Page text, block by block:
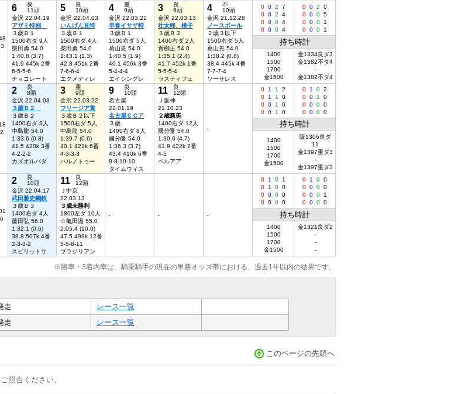
6
良
11頭
金沢 22.04.19
アザミ特別
３歳Ｂ１
1500右ダ 9人
柴田勇 54.0
1:40.8 (3.7)
41.9 445k 2番
6-5-5-6
チョコレート
5
良
10頭
金沢 22.04.03
いんげん豆特
３歳Ｂ１
1500右ダ 4人
柴田勇 54.0
1:43.1 (1.3)
42.8 451k 2番
7-6-6-4
エクメディレ
4
重
9頭
金沢 22.03.22
早春イサザ特
３歳Ｂ１
1500右ダ 5人
葛山晃 54.0
1:40.5 (1.9)
40.1 456k 3番
5-4-4-4
エイシングレ
3
良
9頭
金沢 22.03.13
壮太郎、桃子
３歳Ｂ２
1400右ダ 2人
青柳正 54.0
1:35.1 (2.4)
41.7 452k 1番
5-5-5-4
ラスティフェ
4
不
10頭
金沢 21.12.28
ノースポール
２歳３以下
1500右ダ 5人
葛山晃 54.0
1:38.2 (0.8)
38.4 445k 4番
7-7-7-4
ソーサレス
0 0 2
7
0 0 2
4
0 0 0 4
0 0 0 4
0 0 2
0
0 0 0 5
0 0 0
1
0 0 0 1
持ち時計
1400
1500
1700
金1500
金1334良ダ3
金1382不ダ4
-
金1382不ダ4
2
良
8頭
金沢 22.04.03
３歳Ｂ２
３歳Ｂ２
1400右ダ 3人
中島龍 54.0
1:33.6 (0.8)
41.5 420k 3番
4-2-2-2
カズオルパダ
3
重
9頭
金沢 22.03.22
フリージア賞
３歳Ｂ２以下
1500右ダ 5人
中島龍 54.0
1:39.7 (0.6)
40.1 421k 6番
4-3-3-3
ハルノトゥー
9
良
10頭
名古屋
22.01.19
名古屋ＣＣア
３歳
1400右ダ 8人
國分優 54.0
1:36.3 (3.7)
43.4 410k 6番
8-8-10-10
タイムウィス
11
良
12頭
Ｊ阪神
21.10.23
２歳新馬
1400右ダ 12人
國分優 54.0
1:30.6 (4.7)
41.9 422k 2番
4-5
ペルアア
-
0 1 1
2
0
1 1
0
0 0 1
0
0 0 1 0
0 1 0 2
0 0 1
0
0 0 0 0
0 0 0 0
持ち時計
1400
1500
1700
金1500
阪1306良ダ
11
金1397重ダ3
-
金1397重ダ3
2
良
10頭
金沢 22.04.17
武田雅史鋼鉄
３歳Ｂ３
1400右ダ 4人
藤田弘 56.0
1:32.1 (0.6)
38.8 507k 4番
2-3-3-2
スピリットサ
11
良
12頭
Ｊ中京
22.03.13
３歳未勝利
1800左ダ 10人
☆亀田温 55.0
2:05.4 (10.0)
47.5 498k 12番
5-5-8-11
ブラジリアン
- - -
0 1 0
1
0
1 0 0
0 0 0 0
0 0 0 0
0 1 0 0
0 0 0 0
0 0 0
1
0 0 0 0
持ち時計
1400
1500
1700
金1500
金1321良ダ2
-
-
-
※勝率・3着内率は、騎乗騎手の現在の単勝オッズ帯における、過去1年以内の結果です。
走
レース一覧
走 レース一覧
このページの先頭へ
照合ください。